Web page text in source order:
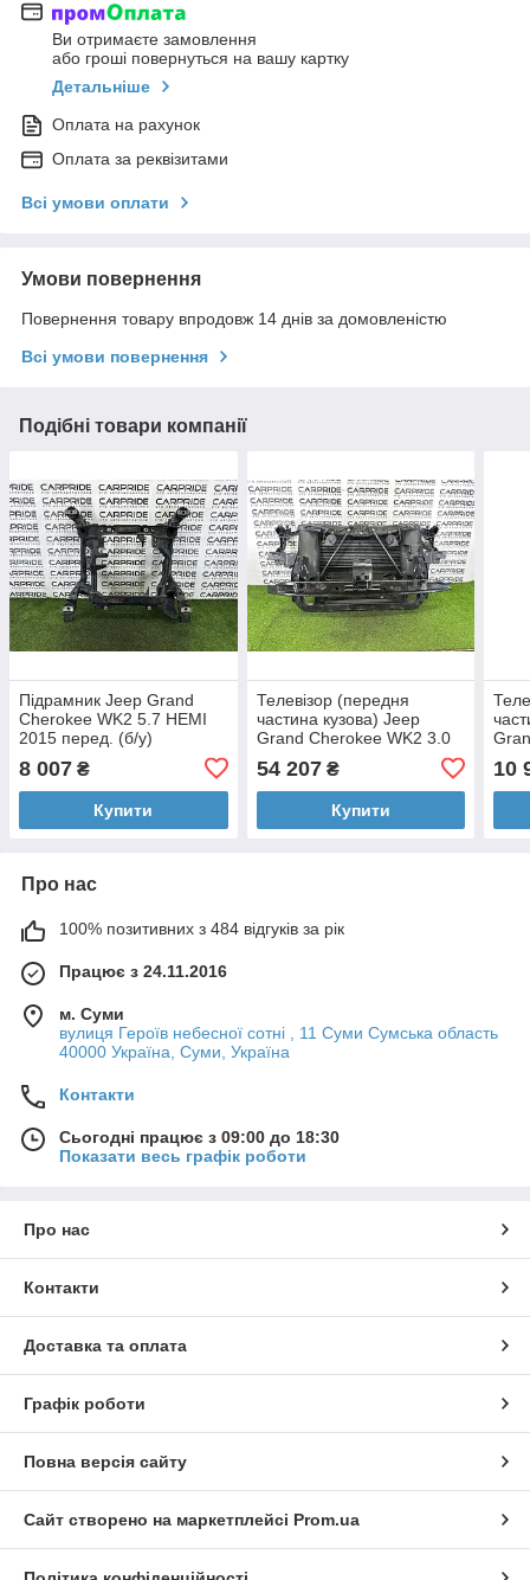
Ви отримаєте замовлення
або гроші повернуться на вашу картку
Детальніше
Оплата на рахунок
Оплата за реквізитами
Всі умови оплати
Умови повернення
Повернення товару впродовж 14 днів за домовленістю
Всі умови повернення
Подібні товари компанії
Підрамник Jeep Grand
Cherokee WK2 5.7 HEMI
2015 перед. (б/у)
8 007 ₴
Купити
Телевізор (передня
частина кузова) Jeep
Grand Cherokee WK2 3.0
54 207₴
Купити
10
Про нас
100% позитивних з 484 відгуків за рік
Працює з 24.11.2016
м. Суми
вулиця Героїв небесної сотні , 11 Суми Сумська область
40000 Україна, Суми, Україна
Контакти
Сьогодні працює з 09:00 до 18:30
Показати весь графік роботи
Про нас
Контакти
Доставка та оплата
Графік роботи
Повна версія сайту
Сайт створено на маркетплейсі Prom.ua